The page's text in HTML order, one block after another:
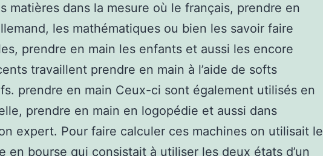
matières dans la mesure où le français, prendre en
les mathématiques ou bien les savoir faire
prendre en main les enfants et aussi les encore
travaillent prendre en main à l’aide de softs
prendre en main Ceux-ci sont également utilisés en
prendre en main en logopédie et aussi dans
expert. Pour faire calculer ces machines on utilisait le
en bourse qui consistait à utiliser les deux états d’un